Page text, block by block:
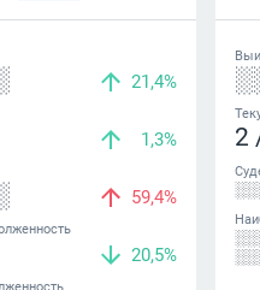
21,4%
1,3%
59,4%
20,5%
2